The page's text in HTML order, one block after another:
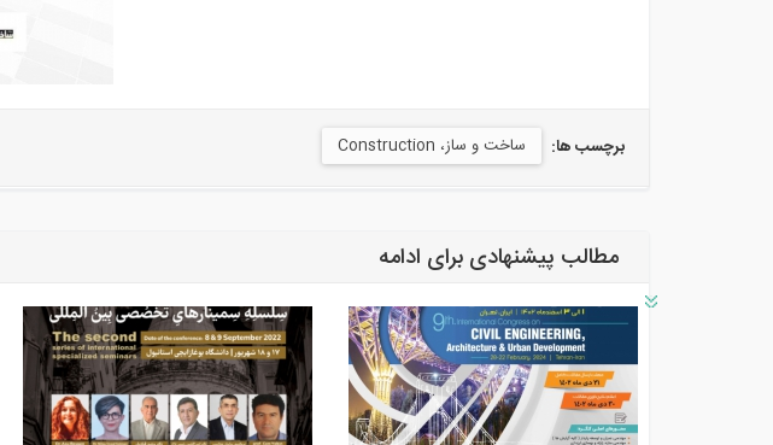
برچسب ها: ساخت و ساز، Construction
مطالب پیشنهادی برای ادامه